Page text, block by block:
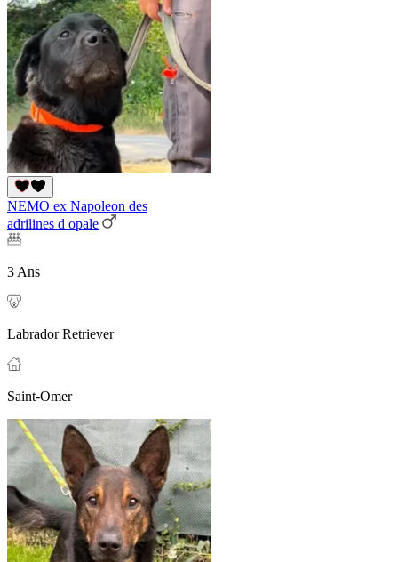
NEMO ex Napoleon des
adrilines d opale
3 Ans
Labrador Retriever
Saint-Omer